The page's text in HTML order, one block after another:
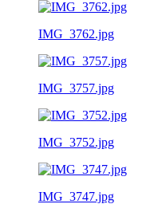
IMG_3762.jpg
IMG_3757.jpg
IMG_3752.jpg
IMG_3747.jpg